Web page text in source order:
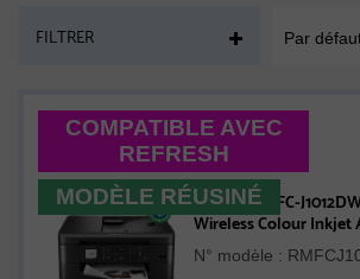
FILTRER Par
COMPATIBLE AVEC
REFRESH
MODÈLE RÉUSINÉ
Brother RMFC-
Wireless Colour
with Refresh
N° modèle :